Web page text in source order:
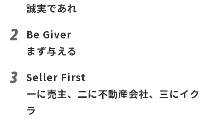
誠実であれ
Be Giver
まず与える
Seller First
一に売主、二に不動産会社、三にイク
ラ